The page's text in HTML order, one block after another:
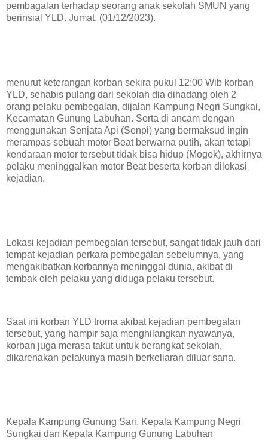
pembagalan terhadap seorang anak sekolah SMUN yang
berinsial YLD. Jumat, (01/12/2023).
menurut keterangan korban sekira pukul 12:00 Wib korban
YLD, sehabis pulang dari sekolah dia dihadang oleh 2
orang pelaku pembegalan, dijalan Kampung Negri Sungkai,
Kecamatan Gunung Labuhan. Serta di ancam dengan
menggunakan Senjata Api (Senpi) yang bermaksud ingin
merampas sebuah motor Beat berwarna putih, akan tetapi
kendaraan motor tersebut tidak bisa hidup (Mogok), akhirnya
pelaku meninggalkan motor Beat beserta korban dilokasi
kejadian.
Lokasi kejadian pembegalan tersebut, sangat tidak jauh dari
tempat kejadian perkara pembegalan sebelumnya, yang
mengakibatkan korbannya meninggal dunia, akibat di
tembak oleh pelaku yang diduga pelaku tersebut.
Saat ini korban YLD troma akibat kejadian pembegalan
tersebut, yang hampir saja menghilangkan nyawanya,
korban juga merasa takut untuk berangkat sekolah,
dikarenakan pelakunya masih berkeliaran diluar sana.
Kepala Kampung Gunung Sari, Kepala Kampung Negri
Sungkai dan Kepala Kampung Gunung Labuhan